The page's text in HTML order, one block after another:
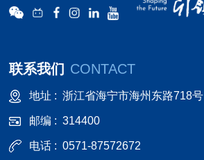
联系我们 CONTACT
地址 :浙江省海宁市海州东路718号
邮编 :314400
电话 :0571-87572672